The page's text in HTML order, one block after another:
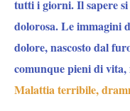
tutti i giorni. Il sapere
dolorosa. Le immagini
dolore, nascosto dal
comunque pieni di
Malattia terribile,